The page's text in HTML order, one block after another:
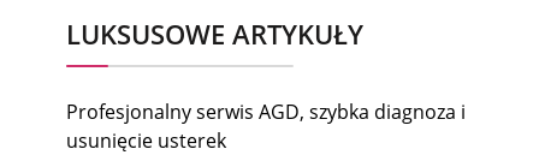
LUKSUSOWE ARTYKUŁY
Profesjonalny serwis AGD, szybka diagnoza i
usunięcie usterek